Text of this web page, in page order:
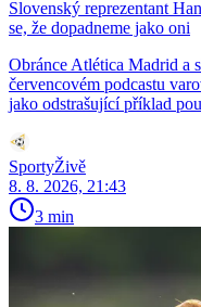
Slovenský reprezentant
se, že dopadneme jako oni
Obránce Atlética Madrid a
červencovém podcastu
jako odstrašující příklad
SportyŽivě
8. 8. 2026, 21:43
3 min